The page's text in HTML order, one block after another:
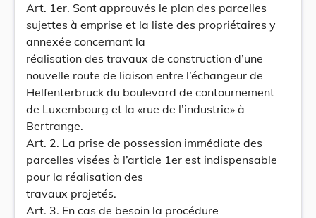
Art. 1er. Sont approuvés le plan des parcelles
sujettes à emprise et la liste des propriétaires y
annexée concernant la
réalisation des travaux de construction d’une
nouvelle route de liaison entre l’échangeur de
Helfenterbruck du boulevard de contournement
de Luxembourg et la «rue de l’industrie» à
Bertrange.
Art. 2. La prise de possession immédiate des
parcelles visées à l’article 1er est indispensable
pour la réalisation des
travaux projetés.
Art. 3. En cas de besoin la procédure